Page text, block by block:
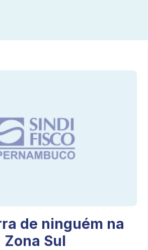
de ninguém na
Zona Sul